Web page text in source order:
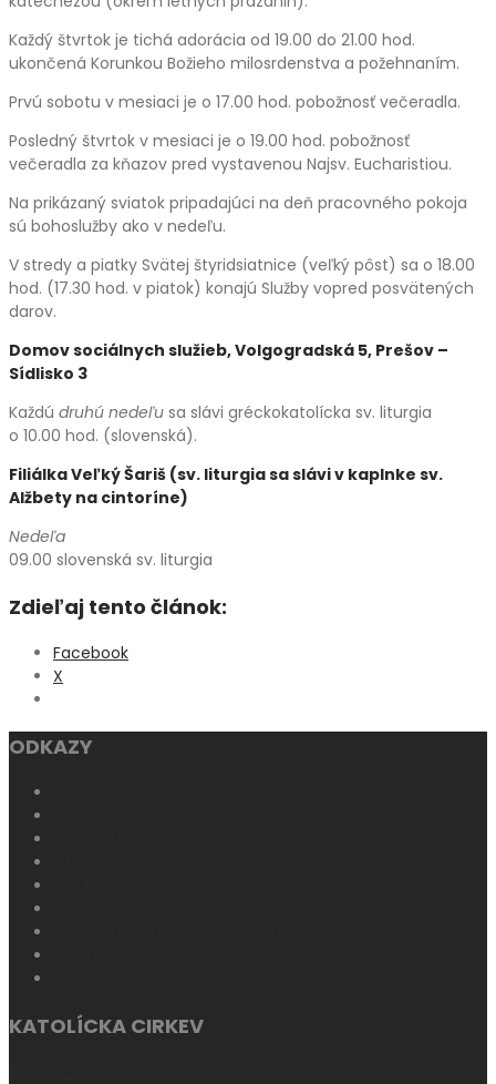
Každý štvrtok je tichá adorácia od 19.00 do 21.00 hod.
ukončená Korunkou Božieho milosrdenstva a požehnaním.
Prvú sobotu v mesiaci je o 17.00 hod. pobožnosť večeradla.
Posledný štvrtok v mesiaci je o 19.00 hod. pobožnosť
večeradla za kňazov pred vystavenou Najsv. Eucharistiou.
Na prikázaný sviatok pripadajúci na deň pracovného pokoja
sú bohoslužby ako v nedeľu.
V stredy a piatky Svätej štyridsiatnice (veľký pôst) sa o 18.00
hod. (17.30 hod. v piatok) konajú Služby vopred posvätených
darov.
Domov sociálnych služieb, Volgogradská 5, Prešov –
Sídlisko 3
Každú druhú nedeľu sa slávi gréckokatolícka sv. liturgia
o 10.00 hod. (slovenská).
Filiálka Veľký Šariš (sv. liturgia sa slávi v kaplnke sv.
Alžbety na cintoríne)
Nedeľa
09.00 slovenská sv. liturgia
Zdieľaj tento článok:
Facebook
X
ODKAZY
KATOLÍCKA CIRKEV